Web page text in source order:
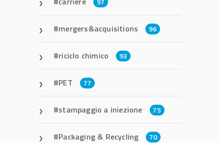
mergers&acquisitions 96
riciclo chimico 93
PET 77
stampaggio a iniezione 75
Packaging & Recycling 70